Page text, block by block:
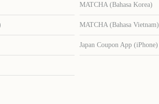
MATCHA (Bahasa Korea)
MATCHA (Bahasa Vietnam)
Japan Coupon App (iPhone)